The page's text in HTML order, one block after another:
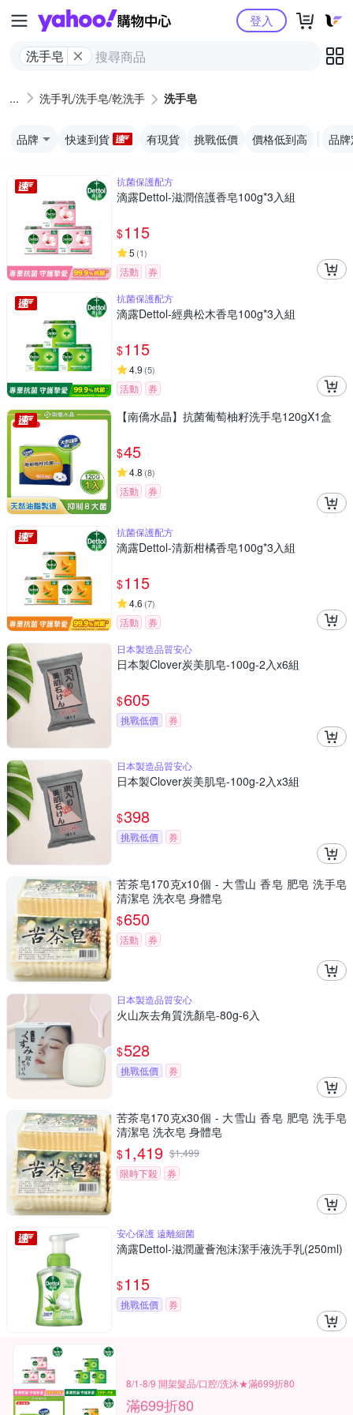
Yahoo購物中心
洗手皂
登入
洗手乳/洗手皂/乾洗手 洗手皂
品牌 快速到貨 有現貨 挑戰低價 價格低到高 品
抗菌保護配方
滴露Dettol-滋潤倍護香皂100g*3入組
$115
5 (1)
活動
券
抗菌保護配方
滴露Dettol-經典松木香皂100g*3入組
$115
4.9 (5)
活動 券
【南僑水晶】抗菌葡萄柚籽洗手皂120gX1盒
$45
4.8 (8)
活動 券
抗菌保護配方
滴露Dettol-清新柑橘香皂100g*3入組
$115
4.6 (7)
活動
券
日本製造品質安心
日本製Clover炭美肌皂-100g-2入x6組
$605
挑戰低價 券
日本製造品質安心
日本製Clover炭美肌皂-100g-2入x3組
$398
挑戰低價 券
苦茶皂170克x10個 - 大雪山 香皂 肥皂 洗手皂
清潔皂 洗衣皂 身體皂
$650
活動 券
日本製造品質安心
火山灰去角質洗顏皂-80g-6入
$528
挑戰低價 券
苦茶皂170克x30個 - 大雪山 香皂 肥皂 洗手皂
清潔皂 洗衣皂 身體皂
$1,419 $1,499
限時下殺
券
安心保護 遠離細菌
滴露Dettol-滋潤蘆薈泡沫潔手液洗手乳(250ml)
$115
挑戰低價 券
8/1-8/9 開架髮品/口腔/洗沐★滿699折80
滿699折80